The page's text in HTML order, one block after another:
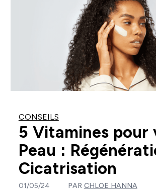
CONSEILS
5 Vitamines pour
Peau :
Cicatrisation
01/05/24 PAR CHLOE HANNA